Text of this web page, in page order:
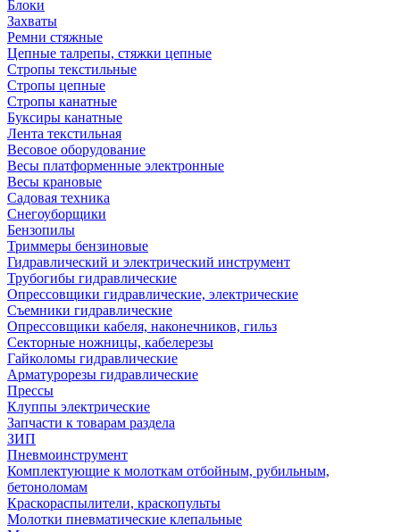
Блоки
Захваты
Ремни стяжные
Цепные талрепы, стяжки цепные
Стропы текстильные
Стропы цепные
Стропы канатные
Буксиры канатные
Лента текстильная
Весовое оборудование
Весы платформенные электронные
Весы крановые
Садовая техника
Снегоуборщики
Бензопилы
Триммеры бензиновые
Гидравлический и электрический инструмент
Трубогибы гидравлические
Опрессовщики гидравлические, электрические
Съемники гидравлические
Опрессовщики кабеля, наконечников, гильз
Секторные ножницы, кабелерезы
Гайколомы гидравлические
Арматурорезы гидравлические
Прессы
Клуппы электрические
Запчасти к товарам раздела
ЗИП
Пневмоинструмент
Комплектующие к молоткам отбойным, рубильным,
бетоноломам
Краскораспылители, краскопульты
Молотки пневматические клепальные